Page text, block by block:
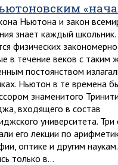
Ньютона и закон
знает каждый
физических
в течение веков с таким
постоянством
Ньютон в те времена
знаменитого
входящего в состав
университета. Три
его лекции по
оптике и другим
только в…